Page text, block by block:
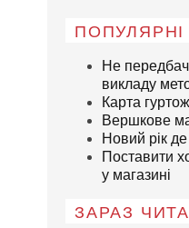
ПОПУЛЯРНІ
Не
викладу
Карта
Вершкове
Новий рік
Поставити
у магазині
ЗАРАЗ